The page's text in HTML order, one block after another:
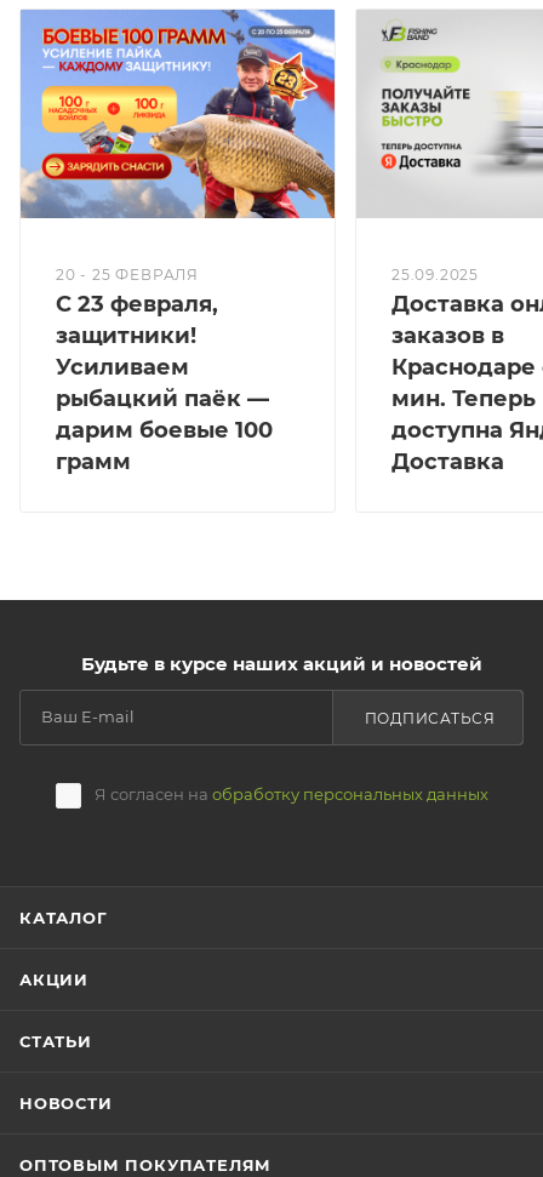
20 - 25 ФЕВРАЛЯ
С 23 февраля,
защитники!
Усиливаем
рыбацкий паёк —
дарим боевые 100
грамм
25.09.2025
Доставка
заказов в
Краснодаре
мин. Теперь
доступна
Доставка
Будьте в курсе наших акций и новостей
Я согласен на обработку персональных данных
ПОДПИСАТЬСЯ
КАТАЛОГ
АКЦИИ
СТАТЬИ
НОВОСТИ
ОПТОВЫМ ПОКУПАТЕЛЯМ